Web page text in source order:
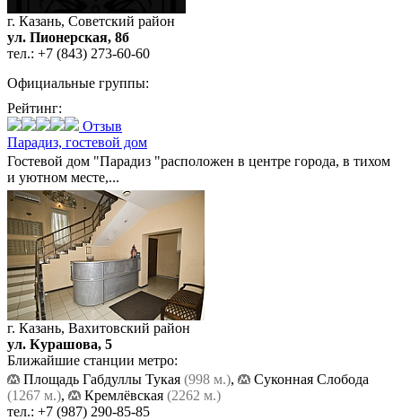
г. Казань, Советский район
ул. Пионерская, 8б
тел.: +7 (843) 273-60-60
Официальные группы:
Рейтинг:
Отзыв
Парадиз, гостевой дом
Гостевой дом "Парадиз "расположен в центре города, в тихом
и уютном месте,...
г. Казань, Вахитовский район
ул. Курашова, 5
Ближайшие станции метро:
Площадь Габдуллы Тукая (998 м.),
Суконная Слобода
(1267 м.), Кремлёвская (2262 м.)
тел.: +7 (987) 290-85-85